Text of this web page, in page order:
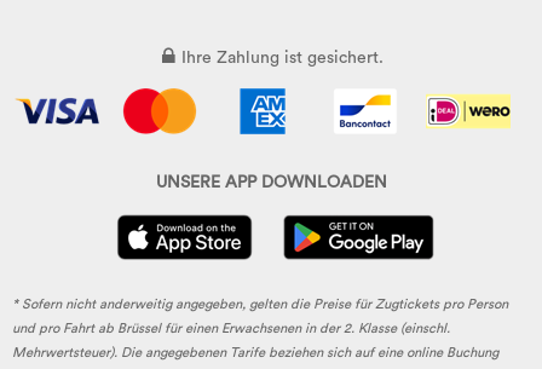
Ihre Zahlung ist gesichert.
UNSERE APP DOWNLOADEN
* Sofern nicht anderweitig angegeben, gelten die Preise für Zugtickets pro Person
und pro Fahrt ab Brüssel für einen Erwachsenen in der 2. Klasse (einschl.
Mehrwertsteuer). Die angegebenen Tarife beziehen sich auf eine online Buchung